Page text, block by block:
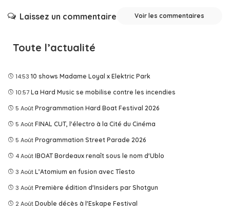
Laissez un commentaire Voir les commentaires
Toute l’actualité
14:53 10 shows Madame Loyal x Elektric Park
10:57 La Hard Music se mobilise contre les incendies
5 Août Programmation Hard Boat Festival 2026
5 Août FINAL CUT, l'électro à la Cité du Cinéma
5 Août Programmation Street Parade 2026
4 Août IBOAT Bordeaux renaît sous le nom d'Ublo
3 Août L’Atomium en fusion avec Tîesto
3 Août Première édition d'Insiders par Shotgun
2 Août Double décès à l'Eskape Festival